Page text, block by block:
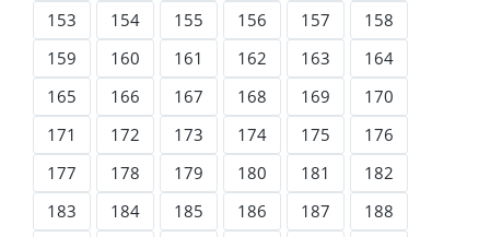
153
154 155 156 157
158
159
160 161 162 163
164
165
166 167 168 169
170
171
172 173 174 175
176
177
178 179 180 181
182
183
184 185 186 187
188